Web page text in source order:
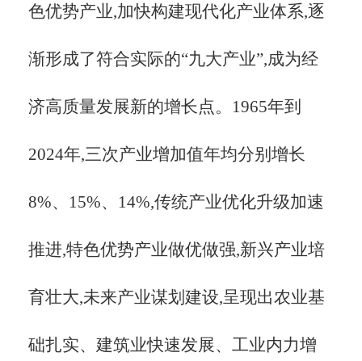
色优势产业,加快构建现代化产业体系,逐
渐形成了符合实际的“九大产业”,成为经
济高质量发展新的增长点。1965年到
2024年,三次产业增加值年均分别增长
8%、15%、14%,传统产业优化升级加速
推进,特色优势产业做优做强,新兴产业培
育壮大,未来产业谋划建设,呈现出农业基
础扎实、建筑业快速发展、工业内力增